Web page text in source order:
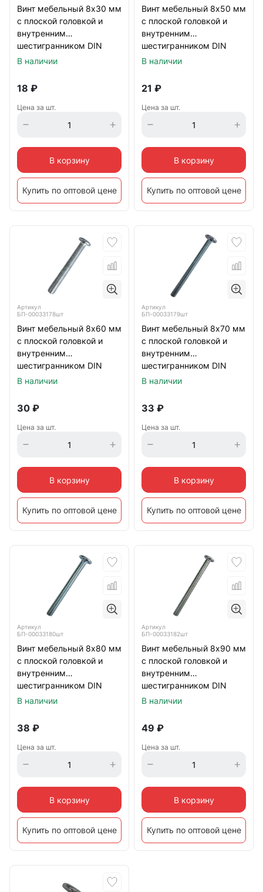
Винт мебельный 8х30 мм
с плоской головкой и
внутренним
шестигранником DIN
7420, оцинкованный
В наличии
18 ₽
Цена за шт.
В корзину
Купить по оптовой цене
Винт мебельный 8х50 мм
с плоской головкой и
внутренним
шестигранником DIN
7420, оцинкованный
В наличии
21 ₽
Цена за шт.
В корзину
Купить по оптовой цене
Артикул
БП-00033178шт
Винт мебельный 8х60 мм
с плоской головкой и
внутренним
шестигранником DIN
7420, оцинкованный
В наличии
30 ₽
Цена за шт.
В корзину
Купить по оптовой цене
Артикул
БП-00033179шт
Винт мебельный 8х70 мм
с плоской головкой и
внутренним
шестигранником DIN
7420, оцинкованный
В наличии
33 ₽
Цена за шт.
В корзину
Купить по оптовой цене
Артикул
БП-00033180шт
Винт мебельный 8х80 мм
с плоской головкой и
внутренним
шестигранником DIN
7420, оцинкованный
В наличии
38 ₽
Цена за шт.
В корзину
Купить по оптовой цене
Артикул
БП-00033182шт
Винт мебельный 8х90 мм
с плоской головкой и
внутренним
шестигранником DIN
7420, оцинкованный
В наличии
49 ₽
Цена за шт.
В корзину
Купить по оптовой цене